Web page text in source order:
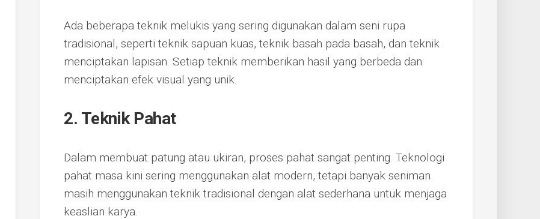
Ada beberapa teknik melukis yang sering digunakan dalam seni rupa
tradisional, seperti teknik sapuan kuas, teknik basah pada basah, dan teknik
menciptakan lapisan. Setiap teknik memberikan hasil yang berbeda dan
menciptakan efek visual yang unik.
2. Teknik Pahat
Dalam membuat patung atau ukiran, proses pahat sangat penting. Teknologi
pahat masa kini sering menggunakan alat modern, tetapi banyak seniman
masih menggunakan teknik tradisional dengan alat sederhana untuk menjaga
keaslian karya.